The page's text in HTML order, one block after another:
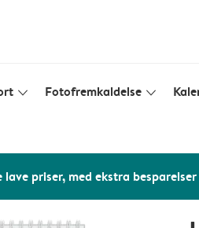
slim_arrow_down Fotofremkaldelse slim_arrow_down
lave priser, med ekstra